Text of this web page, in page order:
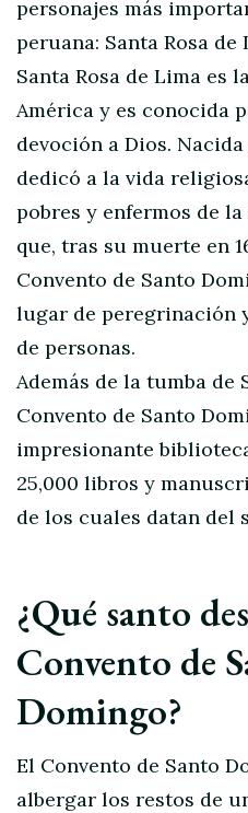
personajes más
peruana: Santa Rosa de
Santa Rosa de Lima es
América y es conocida
devoción a Dios. Nacida
dedicó a la vida
pobres y enfermos de
que, tras su muerte en
Convento de Santo
lugar de peregrinación
de personas.
Además de la tumba de
Convento de Santo
impresionante
25,000 libros y
de los cuales datan del
¿Qué santo
Convento de
Domingo?
El Convento de Santo
albergar los restos de